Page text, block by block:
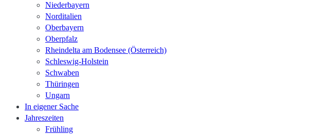
Niederbayern
Norditalien
Oberbayern
Oberpfalz
Rheindelta am Bodensee (Österreich)
Schleswig-Holstein
Schwaben
Thüringen
Ungarn
In eigener Sache
Jahreszeiten
Frühling